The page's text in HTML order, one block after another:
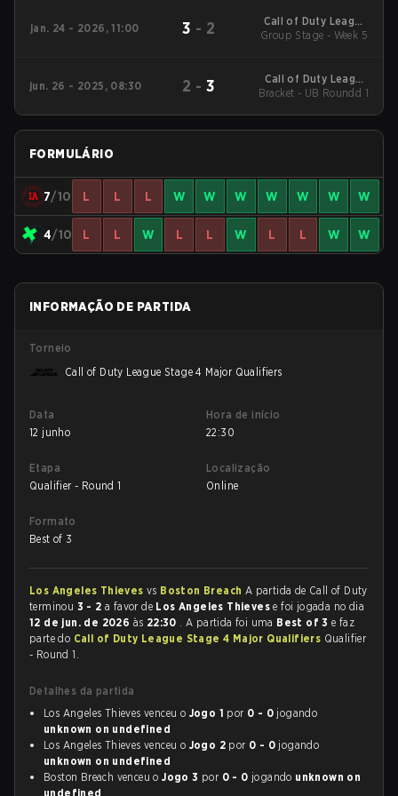
jan. 24 - 2026, 11:00 3 - 2
Call of Duty League
2026 Regular Season
Group Stage - Week 5
jun. 26 - 2025, 08:30 2 -3
Call of Duty League
2025 CDL
Bracket - UB Roundd 1
FORMULÁRIO
7/10 L L L W W W W W W W
4/10 L L W L L W L L W W
INFORMAÇÃO DE PARTIDA
Torneio
Call of Duty League Stage 4 Major Qualifiers
Data
12 junho
Hora de início
22:30
Etapa
Qualifier - Round 1
Localização
Online
Formato
Best of 3
Los Angeles Thieves vs Boston Breach A partida de Call of Duty
terminou 3 - 2 a favor de Los Angeles Thievese foi jogada no dia
12 de jun. de 2026 às 22:30 . A partida foi uma Best of 3e faz
parte do Call of Duty League Stage 4 Major Qualifiers Qualifier
- Round 1.
Detalhes da partida
Los Angeles Thieves venceu o Jogo 1 por 0 - 0 jogando
unknown on undefined
Los Angeles Thieves venceu o Jogo 2 por 0 - 0 jogando
unknown on undefined
Boston Breach venceu oJogo 3 por 0 - 0 jogando unknown on
undefined